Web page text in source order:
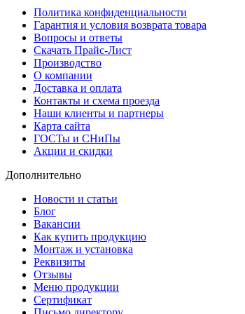
Политика конфиденциальности
Гарантия и условия возврата товара
Вопросы и ответы
Скачать Прайс-Лист
Производство
О компании
Доставка и оплата
Контакты и схема проезда
Наши клиенты и партнеры
Карта сайта
ГОСТы и СНиПы
Акции и скидки
Дополнительно
Новости и статьи
Блог
Вакансии
Как купить продукцию
Монтаж и установка
Реквизиты
Отзывы
Меню продукции
Сертификат